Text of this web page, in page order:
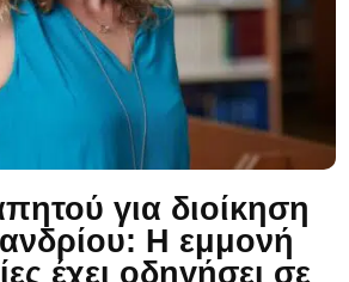
για διοίκηση
Η εμμονή
έχει οδηγήσει σε